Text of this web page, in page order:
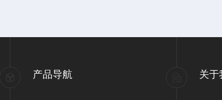
产品导航 关于